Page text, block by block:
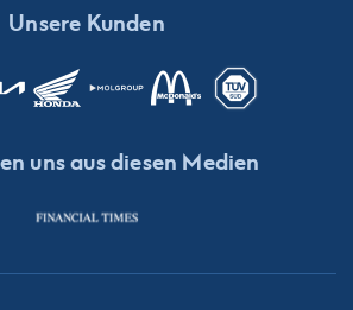
Unsere Kunden
uns aus diesen Medien